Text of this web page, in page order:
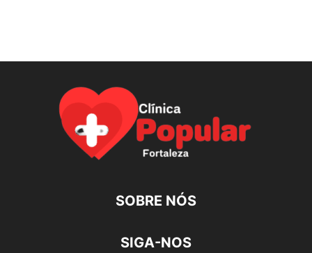
SOBRE NÓS
SIGA-NOS